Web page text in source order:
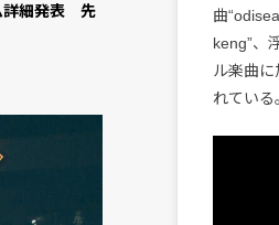
詳細発表 先
曲
keng”、
ル楽曲
れている